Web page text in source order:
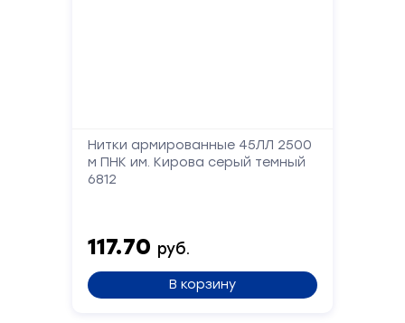
Нитки армированные 45ЛЛ 2500
м ПНК им. Кирова серый темный
6812
117.70 руб.
В корзину